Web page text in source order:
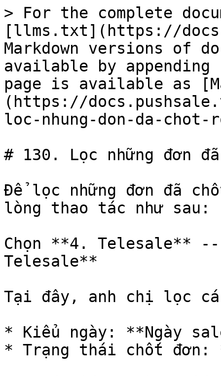
> For the complete
[llms.txt](https://
Markdown versions of
available by
page is available as
(https://
loc-nhung-don-da-
# 130. Lọc những đơn
Để lọc những đơn đã
lòng thao tác như sau:
Chọn **4. Telesale**
Telesale**
Tại đây, anh chị lọc
* Kiểu ngày: **Ngày
* Trạng thái chốt đơn: